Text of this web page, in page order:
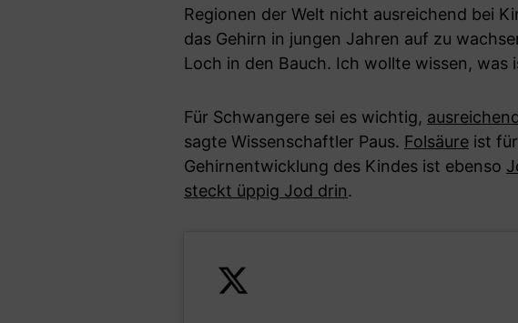
Regionen der Welt nicht ausreichend bei
das Gehirn in jungen Jahren auf zu
Loch in den Bauch. Ich wollte wissen,
Für Schwangere sei es wichtig,
sagte Wissenschaftler Paus. Folsäure ist
Gehirnentwicklung des Kindes ist ebenso
steckt üppig Jod drin.